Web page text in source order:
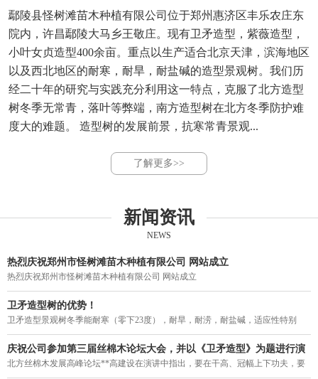
鄢陵县怪树滩苗木种植有限公司位于郑州惠济区丰乐农庄东
院内，许昌鄢陵大马乡王敬庄。现有卫矛造型，紫薇造型，
小叶女贞造型400余亩。重点以生产适合北京天津，滨海地区
以及西北地区的耐寒，耐旱，耐盐碱的造型景观树。我们历
经二十年的研究与实践充分利用这一特点，克服了北方造型
树冬季无常青，落叶等弊端，南方造型树在北方冬季防护难
度大的难题。 造型树的发展前景，抗寒常青景观...
了解更多>>
新闻资讯
NEWS
热烈庆祝郑州市怪树滩苗木种植有限公司 网站成立
热烈庆祝郑州市怪树滩苗木种植有限公司 网站成立
卫矛造型树的优势！
卫矛造型景观树冬季能耐寒（零下23度），耐旱，耐涝，耐盐碱，适应性特别
强。突破了四季常青造型不能过京津冀，东北，西北的局限，结束了我国寒冷地
区造型树冬季落叶的历史，填补了北方造型树一年四季无常青的空白。
庆祝公司参加第三届丝棉木论坛大会，并以《卫矛造型》为题进行演
讲。
北方丝棉木发展高峰论坛**高建设在演讲中指出，要在干高、冠幅上下功夫，要